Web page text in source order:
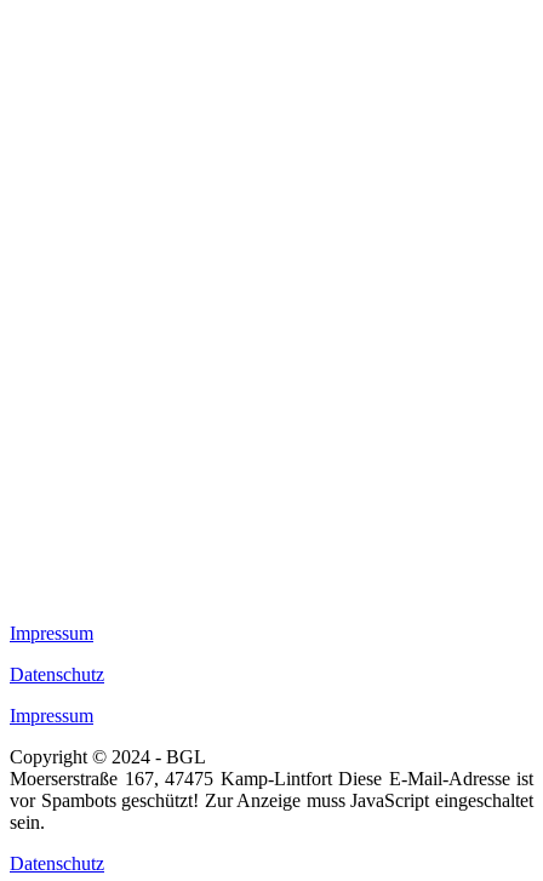
Impressum
Datenschutz
Impressum
Copyright © 2024 - BGL
Moerserstraße 167, 47475 Kamp-Lintfort Diese E-Mail-Adresse ist
vor Spambots geschützt! Zur Anzeige muss JavaScript eingeschaltet
sein.
Datenschutz